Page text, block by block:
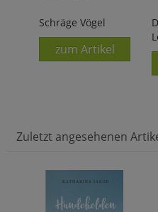
Schräge Vögel
zum Artikel
Zuletzt angesehenen